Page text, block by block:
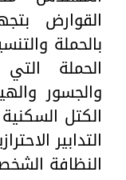
القوارض
بالحملة
الحملة
والجسور
الكتل
التدابير
النظافة